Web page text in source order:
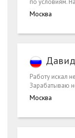
Москва
Давид
Работу искал
Зарабатываю
Москва